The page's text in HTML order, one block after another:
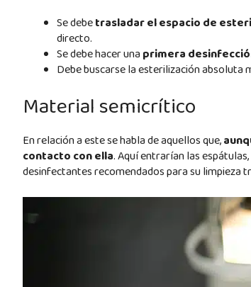
Se debetrasladarel espacio de
directo.
Se debe hacer una primera
Debe buscarse la esterilización absoluta
Material semicrítico
En relación a este se habla de aquellos que,
contacto con ella. Aquí entrarían las
desinfectantes recomendados para su limpieza